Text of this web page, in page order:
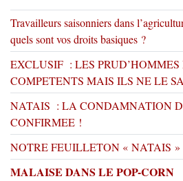
Travailleurs saisonniers dans
quels sont vos droits basiques ?
EXCLUSIF : LES
COMPETENTS MAIS ILS NE LE
NATAIS : LA CONDAMNATION
CONFIRMEE !
NOTRE FEUILLETON « NATAIS
MALAISE DANS LE POP-CORN